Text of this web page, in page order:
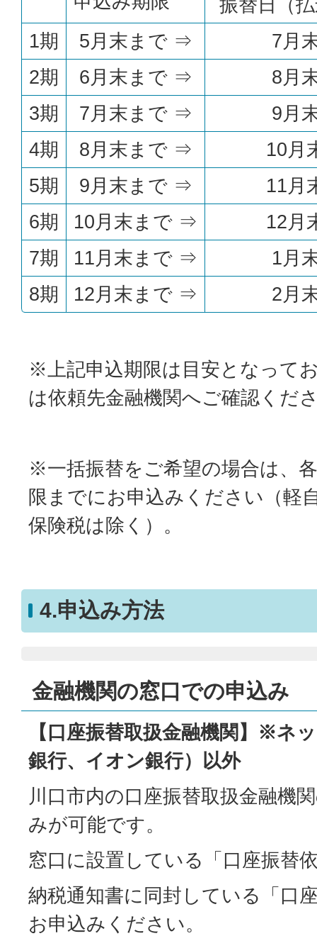
振替日（
1期
5月末まで ⇒
7月
2期
6月末まで ⇒
8月
3期
7月末まで ⇒
9月
4期
8月末まで ⇒
10月
5期
9月末まで ⇒
11月
6期
10月末まで ⇒
12月
7期
11月末まで ⇒
1月
8期
12月末まで ⇒ 2月
※上記申込期限は目安となって
は依頼先金融機関へご確認くだ
※一括振替をご希望の場合は、
限までにお申込みください（軽
保険税は除く）。
4.申込み方法
金融機関の窓口での申込み
【口座振替取扱金融機関】※ネ
銀行、イオン銀行）以外
川口市内の口座振替取扱金融機
みが可能です。
窓口に設置している「口座振替
納税通知書に同封している「口
お申込みください。